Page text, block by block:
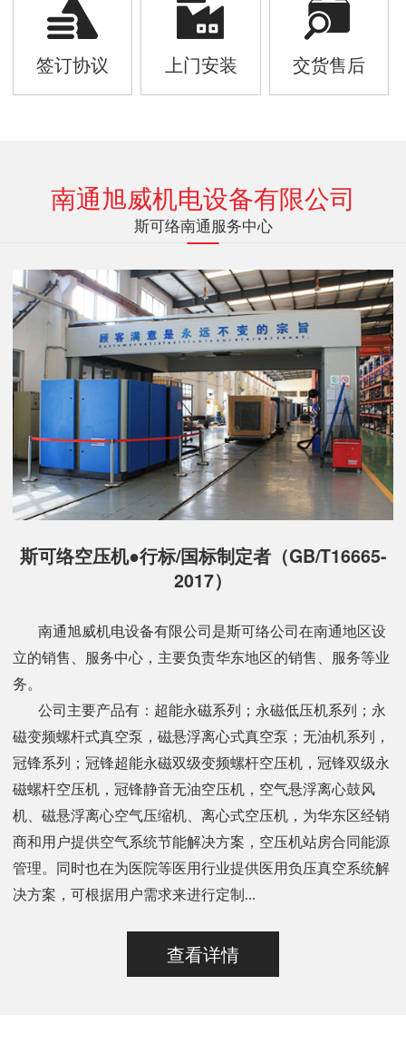
签订协议 上门安装 交货售后
南通旭威机电设备有限公司
斯可络南通服务中心
斯可络空压机●行标/国标制定者（GB/T16665-
2017）
南通旭威机电设备有限公司是斯可络公司在南通地区设
立的销售、服务中心，主要负责华东地区的销售、服务等业
务。
公司主要产品有：超能永磁系列；永磁低压机系列；永
磁变频螺杆式真空泵，磁悬浮离心式真空泵；无油机系列，
冠锋系列；冠锋超能永磁双级变频螺杆空压机，冠锋双级永
磁螺杆空压机，冠锋静音无油空压机，空气悬浮离心鼓风
机、磁悬浮离心空气压缩机、离心式空压机，为华东区经销
商和用户提供空气系统节能解决方案，空压机站房合同能源
管理。同时也在为医院等医用行业提供医用负压真空系统解
决方案，可根据用户需求来进行定制...
查看详情